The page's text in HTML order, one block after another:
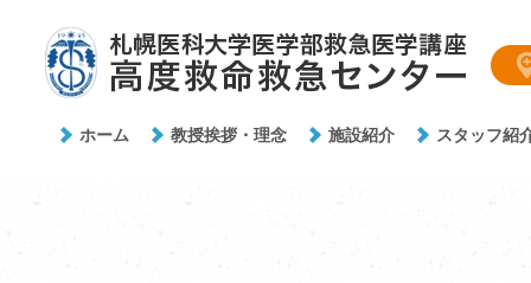
ホーム 教授挨拶・理念 施設紹介 スタッフ紹